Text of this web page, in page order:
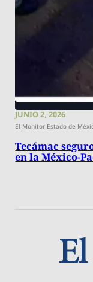
JUNIO 2, 2026
El Monitor Estado de
Tecámac
en la México-